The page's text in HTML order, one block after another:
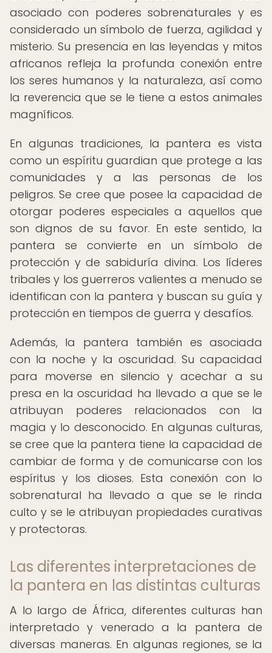
asociado con poderes sobrenaturales y es
considerado un símbolo de fuerza, agilidad y
misterio. Su presencia en las leyendas y mitos
africanos refleja la profunda conexión entre
los seres humanos y la naturaleza, así como
la reverencia que se le tiene a estos animales
magníficos.
En algunas tradiciones, la pantera es vista
como un espíritu guardian que protege a las
comunidades y a las personas de los
peligros. Se cree que posee la capacidad de
otorgar poderes especiales a aquellos que
son dignos de su favor. En este sentido, la
pantera se convierte en un símbolo de
protección y de sabiduría divina. Los líderes
tribales y los guerreros valientes a menudo se
identifican con la pantera y buscan su guía y
protección en tiempos de guerra y desafíos.
Además, la pantera también es asociada
con la noche y la oscuridad. Su capacidad
para moverse en silencio y acechar a su
presa en la oscuridad ha llevado a que se le
atribuyan poderes relacionados con la
magia y lo desconocido. En algunas culturas,
se cree que la pantera tiene la capacidad de
cambiar de forma y de comunicarse con los
espíritus y los dioses. Esta conexión con lo
sobrenatural ha llevado a que se le rinda
culto y se le atribuyan propiedades curativas
y protectoras.
Las diferentes interpretaciones de
la pantera en las distintas culturas
A lo largo de África, diferentes culturas han
interpretado y venerado a la pantera de
diversas maneras. En algunas regiones, se la